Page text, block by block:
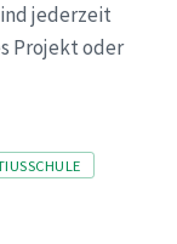
jederzeit
Projekt oder